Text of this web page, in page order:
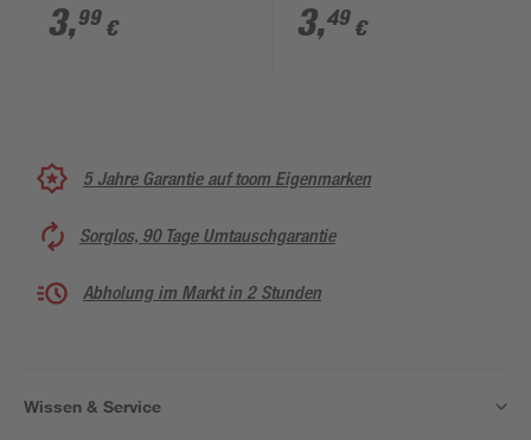
3,99 €
16 mm 18 Stück
3,49 €
5 Jahre Garantie auf toom Eigenmarken
Sorglos, 90 Tage Umtauschgarantie
Abholung im Markt in 2 Stunden
Wissen & Service